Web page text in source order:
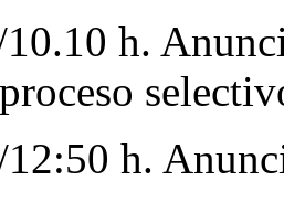
h.
12:50 h.